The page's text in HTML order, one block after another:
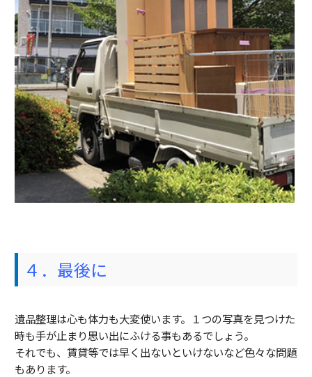
４．最後に
遺品整理は心も体力も大変使います。１つの写真を見つけた
時も手が止まり思い出にふける事もあるでしょう。
それでも、賃貸等では早く出ないといけないなど色々な問題
もあります。